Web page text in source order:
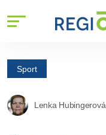
Sport
Lenka Hubingerová